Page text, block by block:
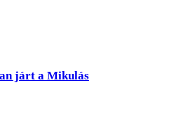
járt a Mikulás